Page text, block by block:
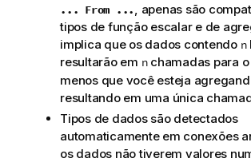
... From ..., apenas são
tipos de função escalar e de
implica que os dados contendo n
resultarão em nchamadas para
menos que você esteja
resultando em uma única
Tipos de dados são detectados
automaticamente em conexões
os dados não tiverem valores